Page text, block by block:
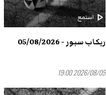
play_arrowاستمع
ريكاب سبور - 05/08/2026
2026/08/05 19:00